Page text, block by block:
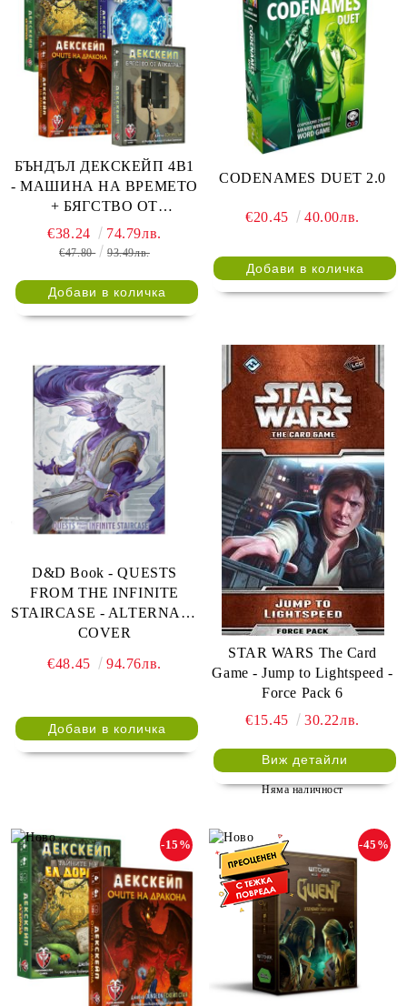
БЪНДЪЛ ДЕКСКЕЙП 4В1
- МАШИНА НА ВРЕМЕТО
+ БЯГСТВО ОТ
АЛКАТРАЗ + ТАЙНИТЕ
НА ЕЛ ДОРАДО + ОЧИТЕ
€38.24 74.79лв.
€47.80 93.49лв.
CODENAMES DUET 2.0
€20.45 40.00лв.
D&D Book - QUESTS
FROM THE INFINITE
STAIRCASE - ALTERNATE
COVER
€48.45 94.76лв.
STAR WARS The Card
Game - Jump to Lightspeed -
Force Pack 6
€15.45
30.22лв.
Виж детайли
Няма наличност
-15% -45%